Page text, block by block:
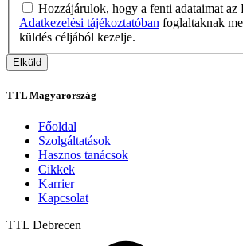
Hozzájárulok, hogy a fenti adataimat az
Adatkezelési tájékoztatóban foglaltaknak
küldés céljából kezelje.
TTL Magyarország
Főoldal
Szolgáltatások
Hasznos tanácsok
Cikkek
Karrier
Kapcsolat
TTL Debrecen